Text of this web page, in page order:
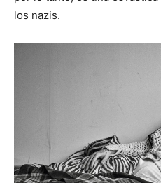
los nazis.